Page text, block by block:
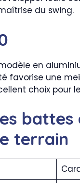
du swing.
en
favorise une
choix pour
terrain